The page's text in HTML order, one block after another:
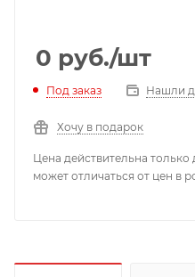
0 руб./шт
Под заказ Нашли
Хочу в подарок
Цена действительна только
может отличаться от цен в